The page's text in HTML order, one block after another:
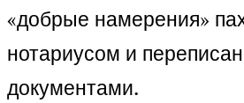
«добрые намерения»
нотариусом и
документами.